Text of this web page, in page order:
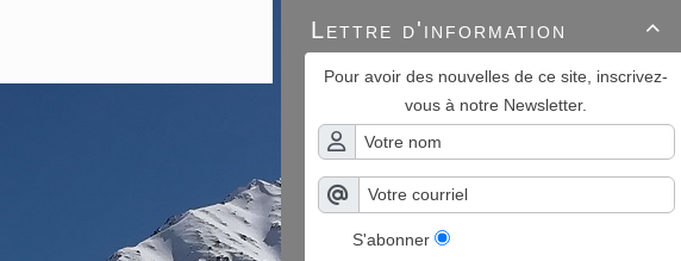

Lettre d'information
Pour avoir des nouvelles de ce site, inscrivez-
vous à notre Newsletter.
S'abonner